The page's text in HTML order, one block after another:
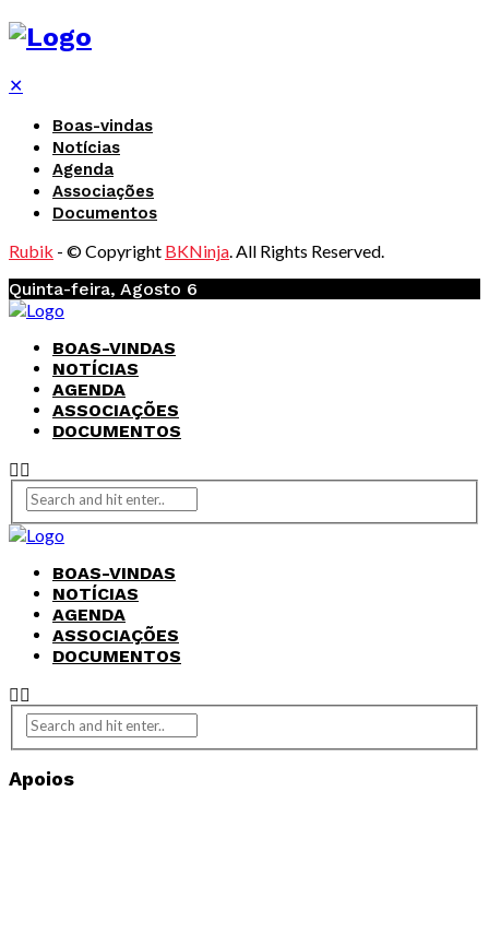
✕
Boas-vindas
Notícias
Agenda
Associações
Documentos
Rubik - © Copyright BKNinja. All Rights Reserved.
Quinta-feira, Agosto 6
BOAS-VINDAS
NOTÍCIAS
AGENDA
ASSOCIAÇÕES
DOCUMENTOS
BOAS-VINDAS
NOTÍCIAS
AGENDA
ASSOCIAÇÕES
DOCUMENTOS
Apoios